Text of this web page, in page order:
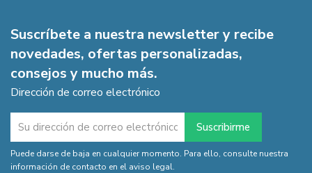
Suscríbete a nuestra newsletter y recibe
novedades, ofertas personalizadas,
consejos y mucho más.
Dirección de correo electrónico
Puede darse de baja en cualquier momento. Para ello, consulte nuestra
información de contacto en el aviso legal.